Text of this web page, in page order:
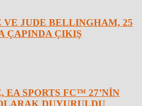
JUDE BELLINGHAM, 25
ÇAPINDA ÇIKIŞ
EA SPORTS FC™ 27’NİN
DUYURULDU